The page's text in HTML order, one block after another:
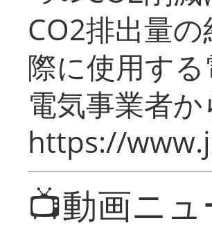
CO2排出量
際に使用す
電気事業者
https://
📺動画ニュ